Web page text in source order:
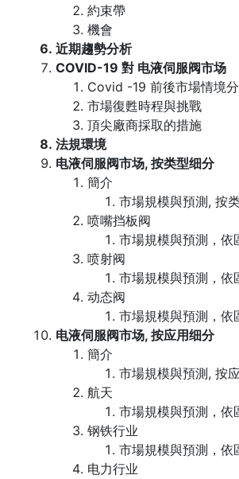
約束帶
機會
近期趨勢分析
COVID-19 對 电液伺服阀市场
Covid -19 前後市場情境
市場復甦時程與挑戰
頂尖廠商採取的措施
法規環境
电液伺服阀市场, 按类型细分
簡介
市場規模與預測, 按
喷嘴挡板阀
市場規模與預測，依
喷射阀
市場規模與預測，依
动态阀
市場規模與預測，依
电液伺服阀市场, 按应用细分
簡介
市場規模與預測, 按
航天
市場規模與預測，依
钢铁行业
市場規模與預測，依
电力行业